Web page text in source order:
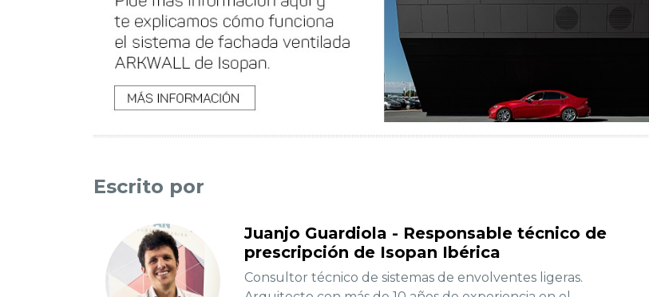
Escrito por
Juanjo Guardiola - Responsable técnico de
prescripción de Isopan Ibérica
Consultor técnico de sistemas de envolventes ligeras.